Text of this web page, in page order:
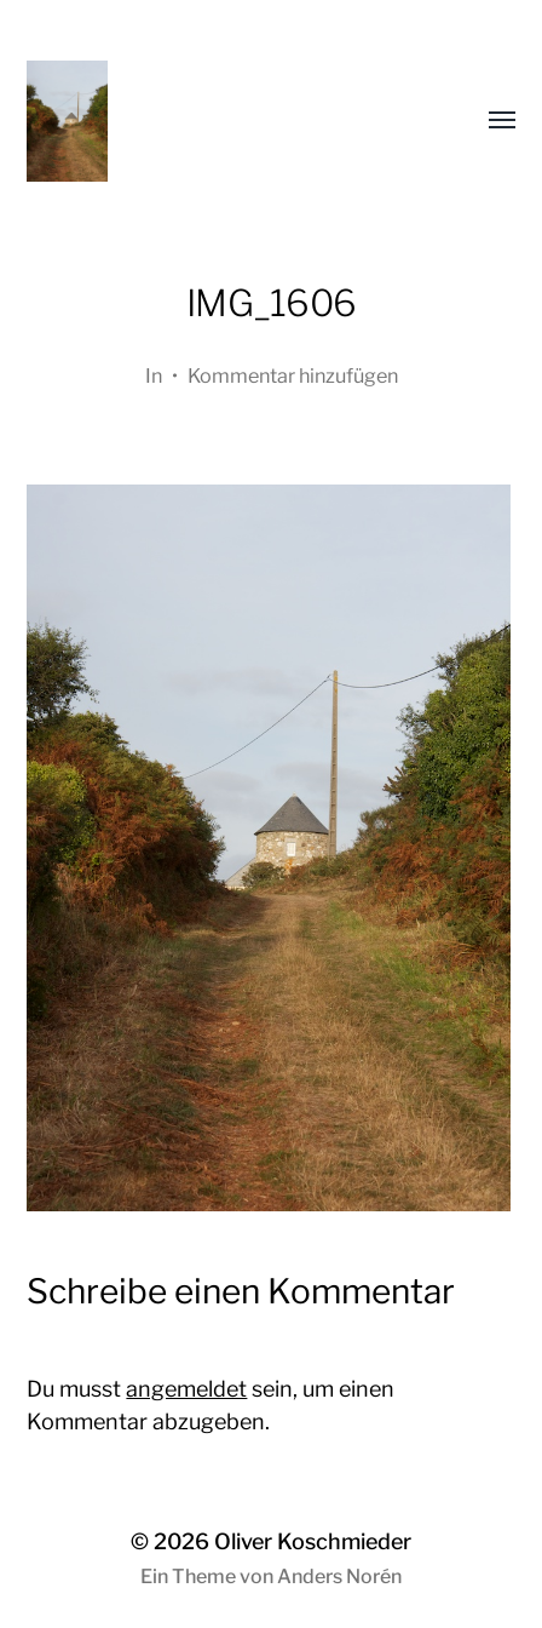
Oliver
Koschmieder
Menü
IMG_1606
In • Kommentar hinzufügen
Schreibe einen Kommentar
Du musstangemeldetsein, um einen
Kommentar abzugeben.
© 2026 Oliver Koschmieder
Ein Theme von Anders Norén